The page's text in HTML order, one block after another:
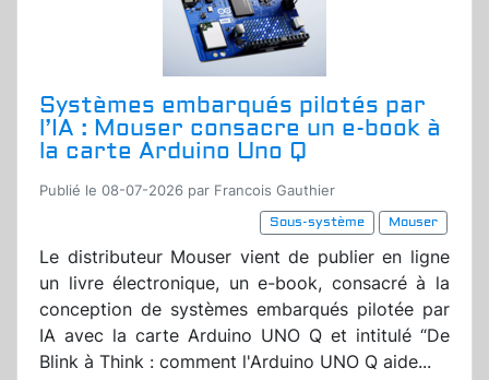
Systèmes embarqués pilotés par
l’IA : Mouser consacre un e-book à
la carte Arduino Uno Q
Publié le 08-07-2026 par Francois Gauthier
Sous-système
Mouser
Le distributeur Mouser vient de publier en ligne
un livre électronique, un e-book, consacré à la
conception de systèmes embarqués pilotée par
IA avec la carte Arduino UNO Q et intitulé “De
Blink à Think : comment l'Arduino UNO Q aide...